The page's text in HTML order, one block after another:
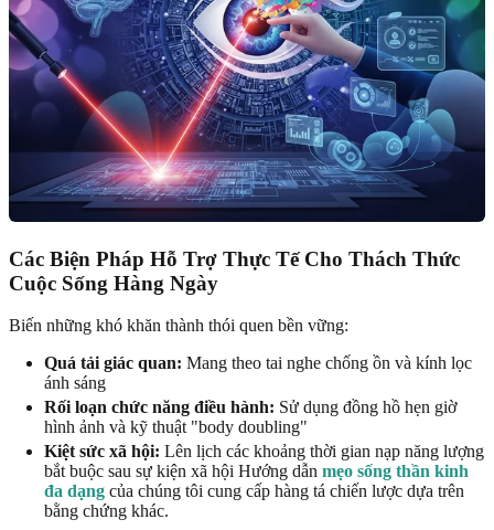
Các Biện Pháp Hỗ Trợ Thực Tế Cho Thách Thức
Cuộc Sống Hàng Ngày
Biến những khó khăn thành thói quen bền vững:
Quá tải giác quan: Mang theo tai nghe chống ồn và kính lọc
ánh sáng
Rối loạn chức năng điều hành: Sử dụng đồng hồ hẹn giờ
hình ảnh và kỹ thuật "body doubling"
Kiệt sức xã hội: Lên lịch các khoảng thời gian nạp năng lượng
bắt buộc sau sự kiện xã hội Hướng dẫn mẹo sống thần kinh
đa dạng của chúng tôi cung cấp hàng tá chiến lược dựa trên
bằng chứng khác.